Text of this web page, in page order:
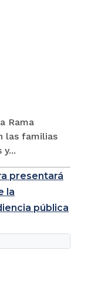
Rama
las familias
presentará
la
pública